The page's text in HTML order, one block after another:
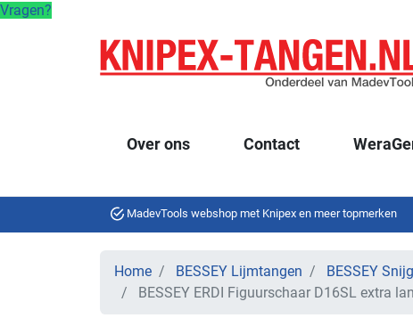
Vragen?
Over ons Contact
MadevTools webshop met Knipex en meer topmerken
Home BESSEY Lijmtangen BESSEY
BESSEY ERDI Figuurschaar D16SL extra